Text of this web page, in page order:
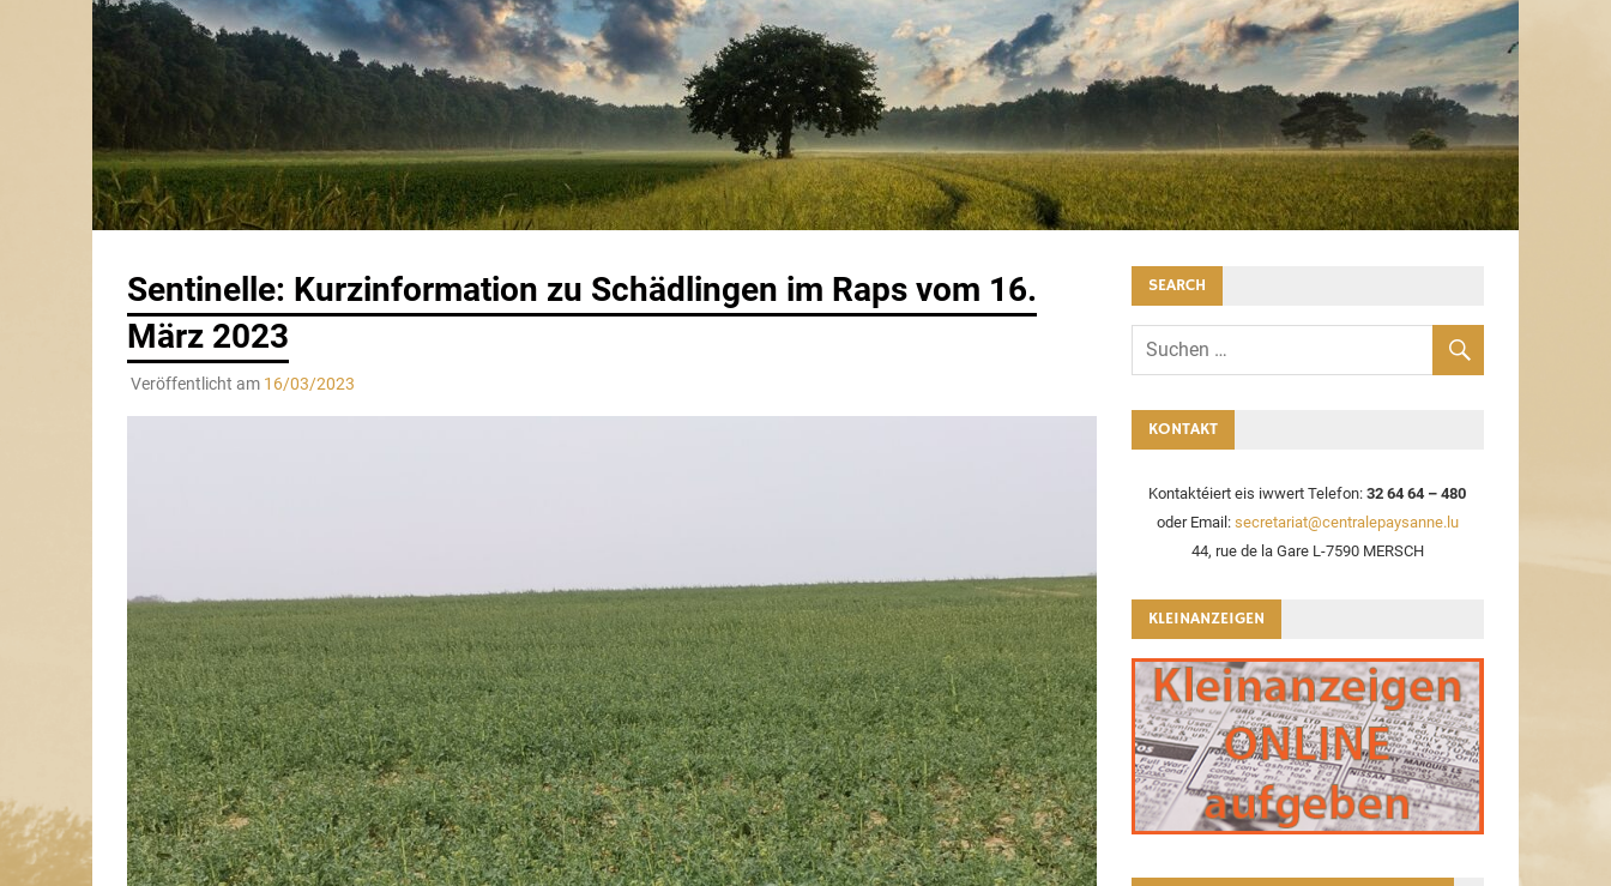
Sentinelle: Kurzinformation zu Schädlingen im Raps vom 16.
März 2023
Veröffentlicht am 16/03/2023
SEARCH
KONTAKT
Kontaktéiert eis iwwert Telefon:32 64 64 – 480
oder Email: secretariat@centralepaysanne.lu
44, rue de la Gare L-7590 MERSCH
KLEINANZEIGEN